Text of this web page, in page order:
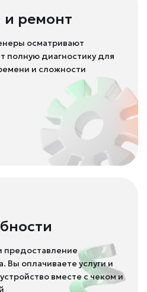
и ремонт
осматривают
полную диагностику для
и сложности
предоставление
Вы оплачиваете услуги и
вместе с чеком и